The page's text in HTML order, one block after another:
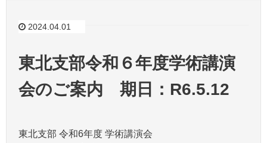
2024.04.01
東北支部令和６年度学術講演
会のご案内 期日：R6.5.12
東北支部 令和6年度 学術講演会